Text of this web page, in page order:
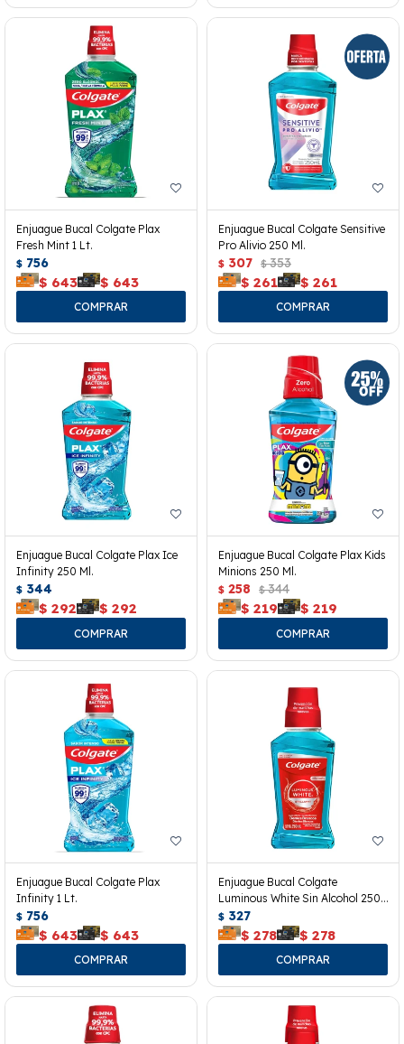
Enjuague Bucal Colgate Plax
Fresh Mint 1 Lt.
$ 756
$ 643 $ 643
Enjuague Bucal Colgate Sensitive
Pro Alivio 250 Ml.
$ 307 $ 353
$ 261 $ 261
Enjuague Bucal Colgate Plax Ice
Infinity 250 Ml.
$ 344
$ 292 $ 292
Enjuague Bucal Colgate Plax Kids
Minions 250 Ml.
$ 258 $ 344
$ 219 $ 219
Enjuague Bucal Colgate Plax
Infinity 1 Lt.
$ 756
$ 643 $ 643
Enjuague Bucal Colgate
Luminous White Sin Alcohol 250
Ml.
$ 327
$ 278 $ 278